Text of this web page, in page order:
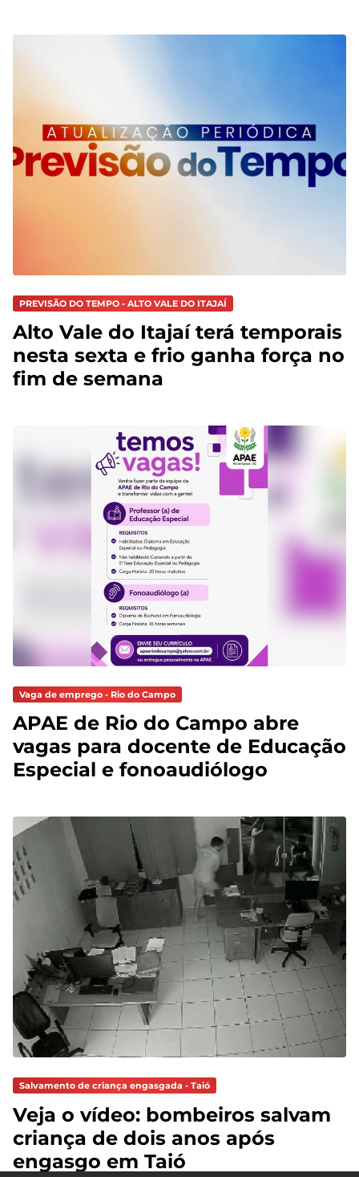
PREVISÃO DO TEMPO - ALTO VALE DO ITAJAÍ
Alto Vale do Itajaí terá temporais
nesta sexta e frio ganha força no
fim de semana
Vaga de emprego - Rio do Campo
APAE de Rio do Campo abre
vagas para docente de Educação
Especial e fonoaudiólogo
Salvamento de criança engasgada - Taió
Veja o vídeo: bombeiros salvam
criança de dois anos após
engasgo em Taió